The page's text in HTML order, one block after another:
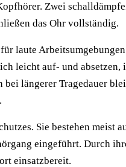
Zwei
das Ohr vollständig.
laute
leicht auf- und absetzen,
längerer Tragedauer
Sie bestehen meist
eingeführt. Durch
einsatzbereit.